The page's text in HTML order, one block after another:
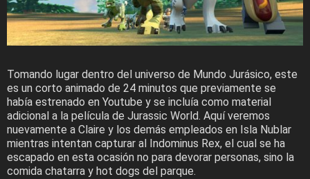
Tomando lugar dentro del universo de Mundo Jurásico, este
es un corto animado de 24 minutos que previamente se
había estrenado en Youtube y se incluía como material
adicional a la película de Jurassic World. Aquí veremos
nuevamente a Claire y los demás empleados en Isla Nublar
mientras intentan capturar al Indominus Rex, el cual se ha
escapado en esta ocasión no para devorar personas, sino la
comida chatarra y hot dogs del parque.